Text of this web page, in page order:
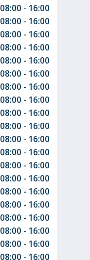
08:00 - 16:00
08:00 - 16:00
08:00 - 16:00
08:00 - 16:00
08:00 - 16:00
08:00 - 16:00
08:00 - 16:00
08:00 - 16:00
08:00 - 16:00
08:00 - 16:00
08:00 - 16:00
08:00 - 16:00
08:00 - 16:00
08:00 - 16:00
08:00 - 16:00
08:00 - 16:00
08:00 - 16:00
08:00 - 16:00
08:00 - 16:00
08:00 - 16:00